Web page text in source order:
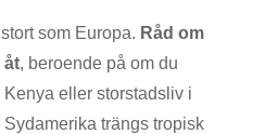
som Europa. Råd om
åt, beroende på om du
eller storstadsliv i
trängs tropisk